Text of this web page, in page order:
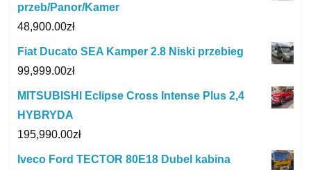
przeb/Panor/Kamer
48,900.00zł
Fiat Ducato SEA Kamper 2.8 Niski przebieg
99,999.00zł
MITSUBISHI Eclipse Cross Intense Plus 2,4
HYBRYDA
195,990.00zł
Iveco Ford TECTOR 80E18 Dubel kabina